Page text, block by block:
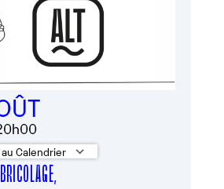
Calendrier
ICS